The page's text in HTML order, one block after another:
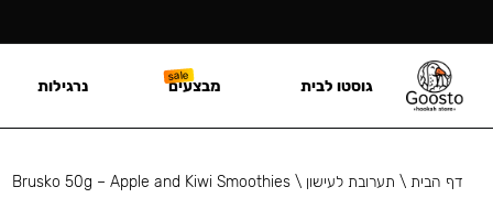
דף הבית\ תערובת לעישון \
Brusko 50g – Apple and Kiwi Smoothies
גוסטו לבית מבצעים נרגילות